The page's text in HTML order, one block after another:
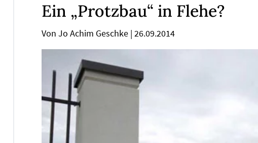
Ein „Protzbau“ in Flehe?
Von Jo Achim Geschke | 26.09.2014